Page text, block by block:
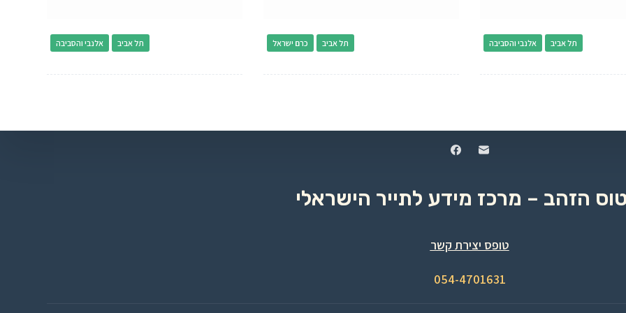
אלנבי והסביבה תל אביב כרם ישראל תל אביב אלנבי והסביבה תל אביב
הזהב – מרכז מידע לתייר הישראלי
טופס יצירת קשר
054-4701631